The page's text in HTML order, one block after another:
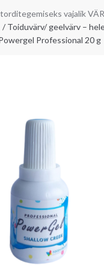
vajalik
/ Toiduvärv/ geelvärv –
Professional 20 g